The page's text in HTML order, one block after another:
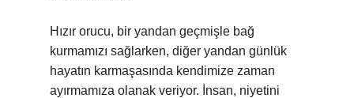
Hızır orucu, bir yandan geçmişle bağ
kurmamızı sağlarken, diğer yandan günlük
hayatın karmaşasında kendimize zaman
ayırmamıza olanak veriyor. İnsan, niyetini